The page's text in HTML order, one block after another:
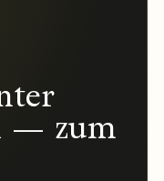
— zum